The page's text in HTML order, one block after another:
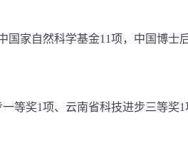
国家自然科学基金11项，中国博士
等奖1项、云南省科技进步三等奖1